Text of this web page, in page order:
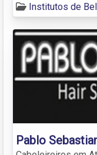
Institutos de
Pablo